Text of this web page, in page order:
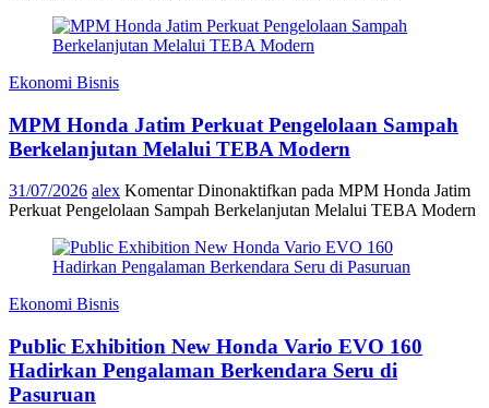
Ekonomi Bisnis
MPM Honda Jatim Perkuat Pengelolaan Sampah
Berkelanjutan Melalui TEBA Modern
31/07/2026 alex Komentar Dinonaktifkan pada MPM Honda Jatim
Perkuat Pengelolaan Sampah Berkelanjutan Melalui TEBA Modern
Ekonomi Bisnis
Public Exhibition New Honda Vario EVO 160
Hadirkan Pengalaman Berkendara Seru di
Pasuruan